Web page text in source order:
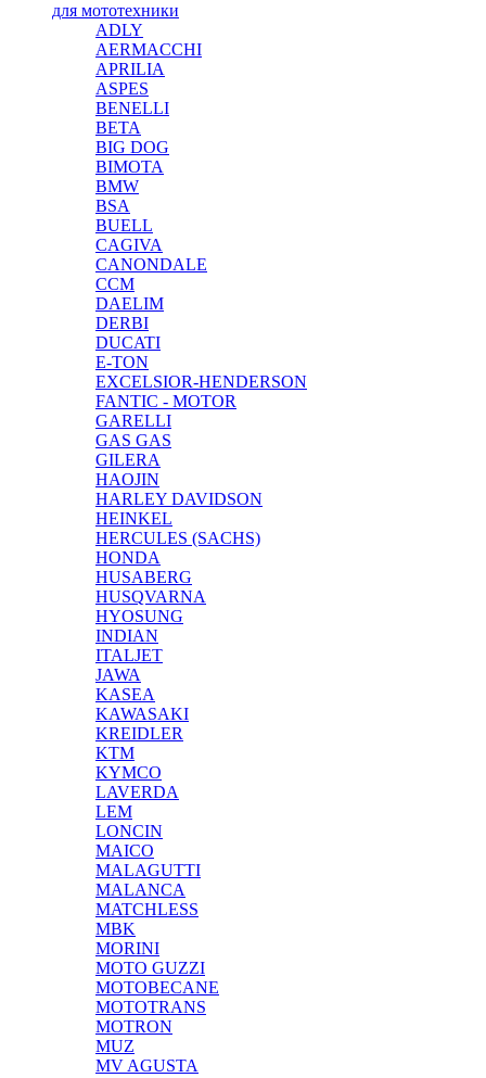
для мототехники
ADLY
AERMACCHI
APRILIA
ASPES
BENELLI
BETA
BIG DOG
BIMOTA
BMW
BSA
BUELL
CAGIVA
CANONDALE
CCM
DAELIM
DERBI
DUCATI
E-TON
EXCELSIOR-HENDERSON
FANTIC - MOTOR
GARELLI
GAS GAS
GILERA
HAOJIN
HARLEY DAVIDSON
HEINKEL
HERCULES (SACHS)
HONDA
HUSABERG
HUSQVARNA
HYOSUNG
INDIAN
ITALJET
JAWA
KASEA
KAWASAKI
KREIDLER
KTM
KYMCO
LAVERDA
LEM
LONCIN
MAICO
MALAGUTTI
MALANCA
MATCHLESS
MBK
MORINI
MOTO GUZZI
MOTOBECANE
MOTOTRANS
MOTRON
MUZ
MV AGUSTA